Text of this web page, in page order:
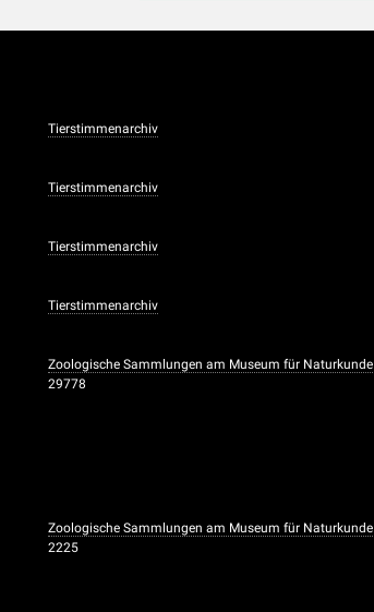
Tierstimmenarchiv
Tierstimmenarchiv
Tierstimmenarchiv
Tierstimmenarchiv
Zoologische Sammlungen am Museum für Naturkunde
29778
Zoologische Sammlungen am Museum für Naturkunde
2225